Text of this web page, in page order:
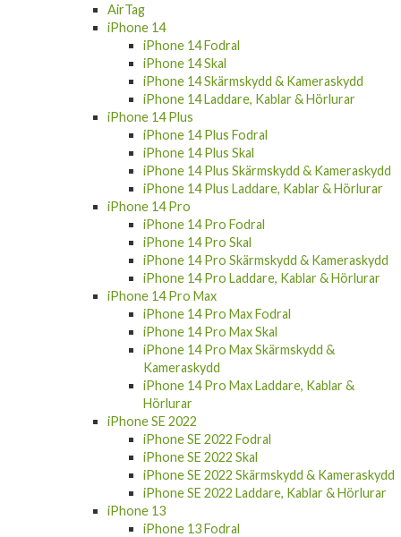
AirTag
iPhone 14
iPhone 14 Fodral
iPhone 14 Skal
iPhone 14 Skärmskydd & Kameraskydd
iPhone 14 Laddare, Kablar & Hörlurar
iPhone 14 Plus
iPhone 14 Plus Fodral
iPhone 14 Plus Skal
iPhone 14 Plus Skärmskydd & Kameraskydd
iPhone 14 Plus Laddare, Kablar & Hörlurar
iPhone 14 Pro
iPhone 14 Pro Fodral
iPhone 14 Pro Skal
iPhone 14 Pro Skärmskydd & Kameraskydd
iPhone 14 Pro Laddare, Kablar & Hörlurar
iPhone 14 Pro Max
iPhone 14 Pro Max Fodral
iPhone 14 Pro Max Skal
iPhone 14 Pro Max Skärmskydd &
Kameraskydd
iPhone 14 Pro Max Laddare, Kablar &
Hörlurar
iPhone SE 2022
iPhone SE 2022 Fodral
iPhone SE 2022 Skal
iPhone SE 2022 Skärmskydd & Kameraskydd
iPhone SE 2022 Laddare, Kablar & Hörlurar
iPhone 13
iPhone 13 Fodral